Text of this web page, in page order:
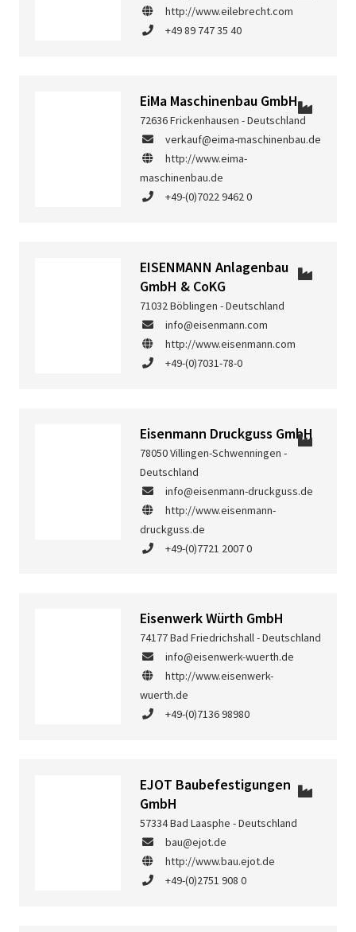
http://www.eilebrecht.com
+49 89 747 35 40
EiMa Maschinenbau GmbH
72636 Frickenhausen - Deutschland
verkauf@eima-maschinenbau.de
http://www.eima-
maschinenbau.de
+49-(0)7022 9462 0
EISENMANN Anlagenbau
GmbH & CoKG
71032 Böblingen - Deutschland
info@eisenmann.com
http://www.eisenmann.com
+49-(0)7031-78-0
Eisenmann Druckguss GmbH
78050 Villingen-Schwenningen -
Deutschland
info@eisenmann-druckguss.de
http://www.eisenmann-
druckguss.de
+49-(0)7721 2007 0
Eisenwerk Würth GmbH
74177 Bad Friedrichshall - Deutschland
info@eisenwerk-wuerth.de
http://www.eisenwerk-
wuerth.de
+49-(0)7136 98980
EJOT Baubefestigungen
GmbH
57334 Bad Laasphe - Deutschland
bau@ejot.de
http://www.bau.ejot.de
+49-(0)2751 908 0